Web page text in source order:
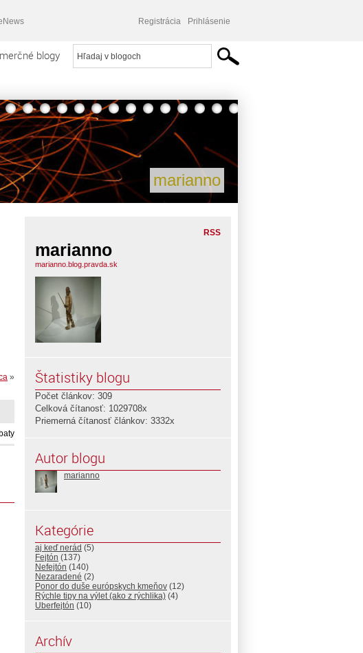
Registrácia Prihlásenie
blogy
marianno
»
RSS
marianno
marianno.blog.pravda.sk
Štatistiky blogu
Počet článkov: 309
Celková čítanosť: 1029708x
Priemerná čítanosť článkov: 3332x
Autor blogu
marianno
Kategórie
aj keď nerád (5)
Fejtón (137)
Nefejtón (140)
Nezaradené (2)
Ponor do duše európskych kmeňov (12)
Rýchle tipy na výlet (ako z rýchlika) (4)
Uberfejtón (10)
Archív